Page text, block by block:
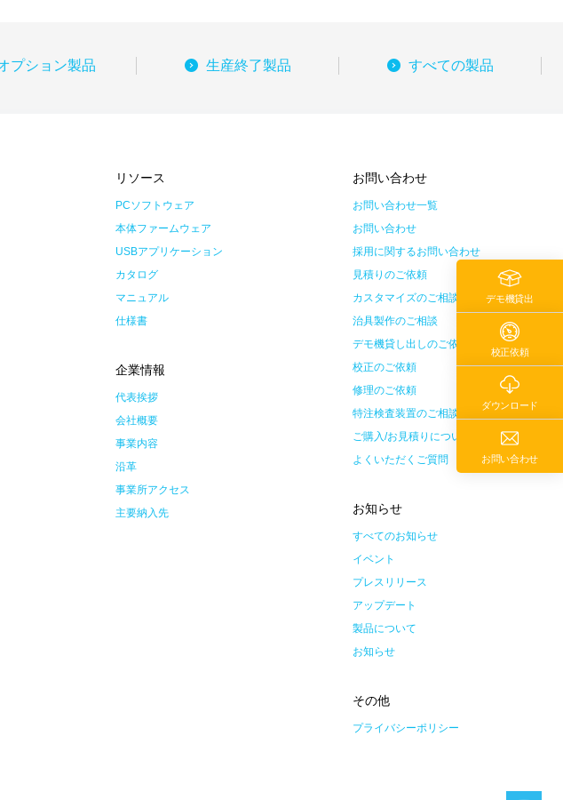
プション製品 生産終了製品 すべての製品
リソース
PCソフトウェア
本体ファームウェア
USBアプリケーション
カタログ
マニュアル
仕様書
企業情報
代表挨拶
会社概要
事業内容
沿革
事業所アクセス
主要納入先
お問い合わせ
お問い合わせ一覧
お問い合わせ
採用に関するお問い合わせ
見積りのご依頼
カスタマイズのご相談
治具製作のご相談
デモ機貸し出しのご依頼
校正のご依頼
修理のご依頼
特注検査装置のご相談
ご購入/お見積りについて
よくいただくご質問
お知らせ
すべてのお知らせ
イベント
プレスリリース
アップデート
製品について
お知らせ
その他
プライバシーポリシー
デモ機貸出
校正依頼
ダウンロード
お問い合わせ